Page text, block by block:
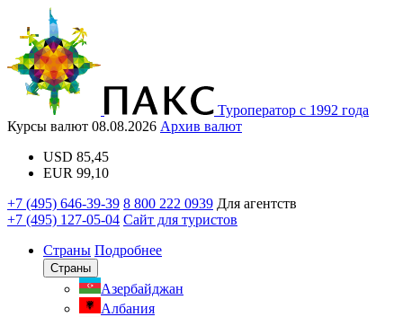
Туроператор с 1992 года
Курсы валют 08.08.2026 Архив валют
USD 85,45
EUR 99,10
+7 (495) 646-39-39 8 800 222 0939 Для агентств
+7 (495) 127-05-04 Сайт для туристов
Страны Подробнее
Страны
Азербайджан
Албания